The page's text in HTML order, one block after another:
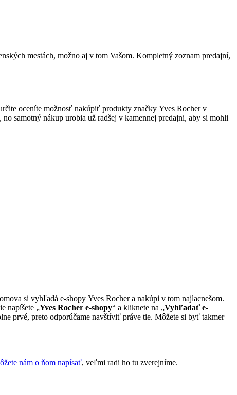
mestách, možno aj v tom Vašom. Kompletný zoznam predajní,
oceníte možnosť nakúpiť produkty značky Yves Rocher v
samotný nákup urobia už radšej v kamennej predajni, aby si mohli
si vyhľadá e-shopy Yves Rocher a nakúpi v tom najlacnešom.
napíšete „Yves Rocher e-shopy“ a kliknete na „Vyhľadať e-
prvé, preto odporúčame navštíviť práve tie. Môžete si byť takmer
nám o ňom napísať, veľmi radi ho tu zverejníme.